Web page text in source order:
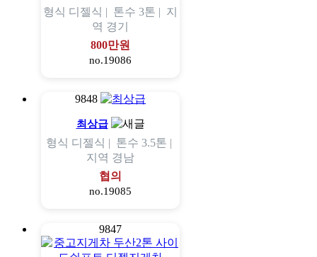
형식 디젤식 | 톤수 3톤 | 지
역 경기
800만원
no.19086
9848
최상급
형식 디젤식 | 톤수 3.5톤 |
지역 경남
협의
no.19085
9847